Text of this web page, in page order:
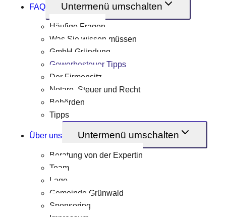
FAQ Untermenü umschalten
Häufige Fragen
Was Sie wissen müssen
GmbH Gründung
Gewerbesteuer Tipps
Der Firmensitz
Notare, Steuer und Recht
Behörden
Tipps
Über uns Untermenü umschalten
Beratung von der Expertin
Team
Lage
Gemeinde Grünwald
Sponsoring